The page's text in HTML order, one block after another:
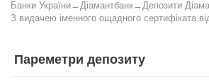
Банки України→ Діамантбанк→ Депозити
З видачею іменного ощадного сертифіката
Пареметри депозиту